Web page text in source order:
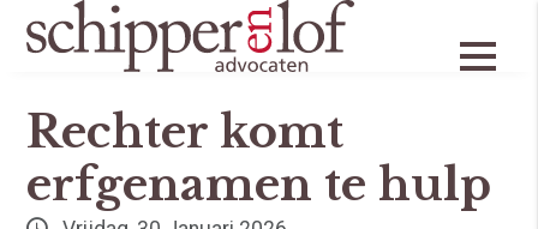
Erfrecht
Rechter komt
erfgenamen te hulp